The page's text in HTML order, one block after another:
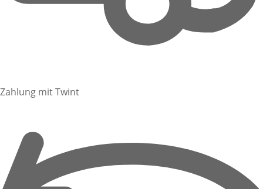
Zahlung mit Twint